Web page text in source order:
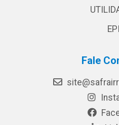
EPI
Fale